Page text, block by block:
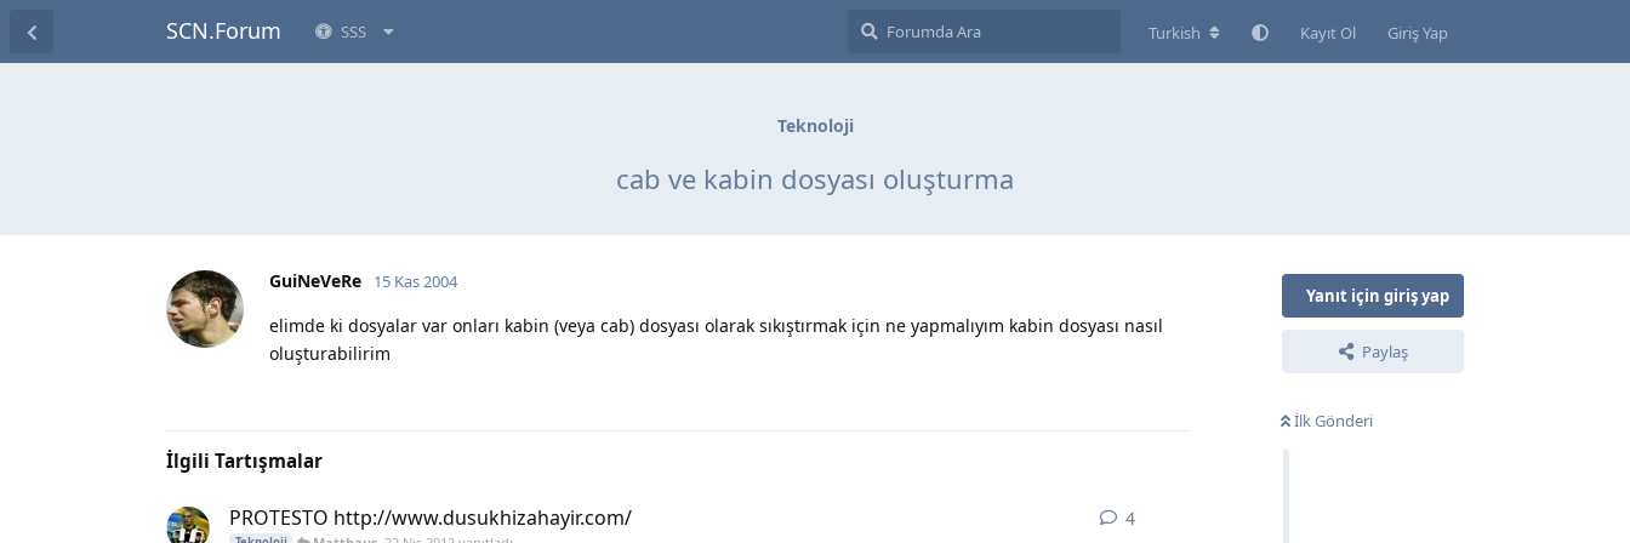
SCN.Forum SSS Turkish Kayıt Ol Giriş Yap
Teknoloji
cab ve kabin dosyası oluşturma
Yanıt için giriş yap
Paylaş
İlk Gönderi
GuiNeVeRe 15 Kas 2004
elimde ki dosyalar var onları kabin (veya cab) dosyası olarak sıkıştırmak için ne yapmalıyım kabin dosyası nasıl
oluşturabilirim
İlgili Tartışmalar
PROTESTO http://www.dusukhizahayir.com/ 4